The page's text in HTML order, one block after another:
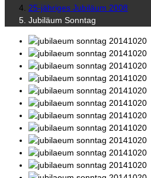
25-jähriges Jubiläum 2008
Jubiläum Sonntag